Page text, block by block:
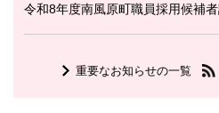
令和8年度南風原町職員採用候補
重要なお知らせの一覧